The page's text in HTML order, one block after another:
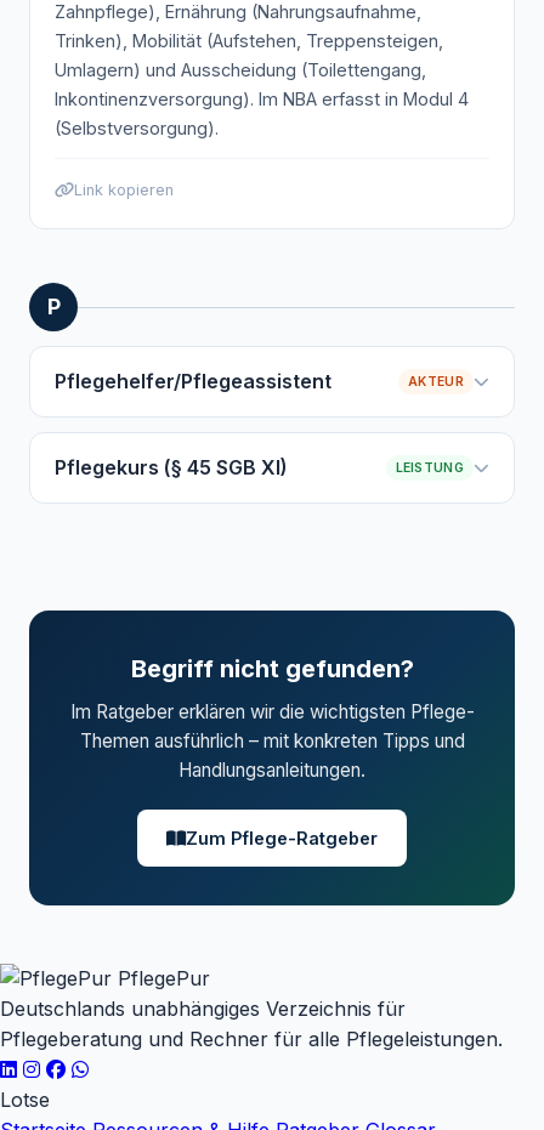
Rechtsgrundlage: § 36, § 71 SGB XI
Link kopieren
Zahnpflege), Ernährung (Nahrungsaufnahme,
Trinken), Mobilität (Aufstehen, Treppensteigen,
Umlagern) und Ausscheidung (Toilettengang,
Inkontinenzversorgung). Im NBA erfasst in Modul 4
(Selbstversorgung).
Link kopieren
P
Pflegehelfer/Pflegeassistent AKTEUR
Ein- bis zweijährige Ausbildung je nach Bundesland.
Darf Grundpflege" class="term-crosslink"
Link kopieren
Pflegekurs (§ 45 SGB XI) LEISTUNG
Ernährung,Demenz , Selbstfürsorge. Auch als
Rechtsgrundlage: § 45 SGB XI
Begriff nicht gefunden?
Im Ratgeber erklären wir die wichtigsten Pflege-
Themen ausführlich – mit konkreten Tipps und
Handlungsanleitungen.
Zum Pflege-Ratgeber
PflegePur
Deutschlands unabhängiges Verzeichnis für
Pflegeberatung und Rechner für alle Pflegeleistungen.
Lotse